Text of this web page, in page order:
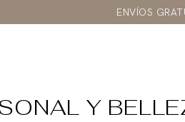
ENVÍOS
Y